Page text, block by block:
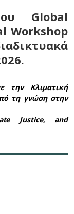
Global
Workshop
την Κλιματική
τη γνώση στην
Justice, and